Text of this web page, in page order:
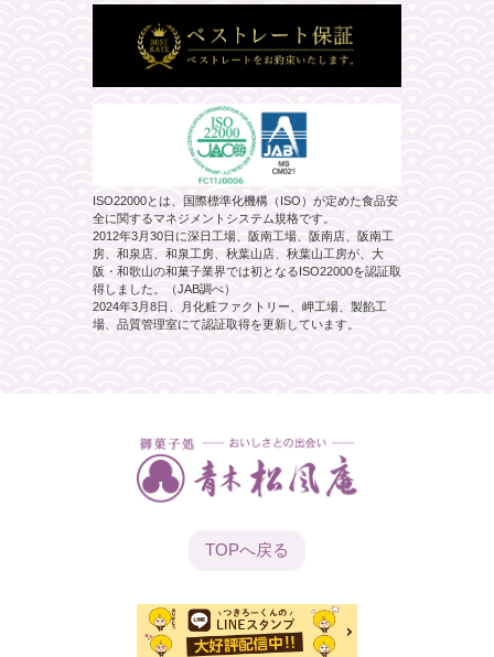
ISO22000とは、国際標準化機構（ISO）が定めた食品安
全に関するマネジメントシステム規格です。
2012年3月30日に深日工場、阪南工場、阪南店、阪南工
房、和泉店、和泉工房、秋葉山店、秋葉山工房が、大
阪・和歌山の和菓子業界では初となるISO22000を認証取
得しました。（JAB調べ）
2024年3月8日、月化粧ファクトリー、岬工場、製餡工
場、品質管理室にて認証取得を更新しています。
TOPへ戻る